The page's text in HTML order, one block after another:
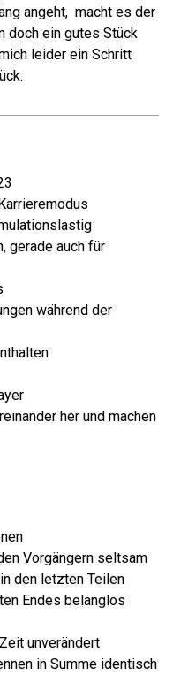
angeht, macht es der
doch ein gutes Stück
leider ein Schritt
gerade auch für
während der
her und machen
Vorgängern seltsam
den letzten Teilen
Endes belanglos
unverändert
in Summe identisch